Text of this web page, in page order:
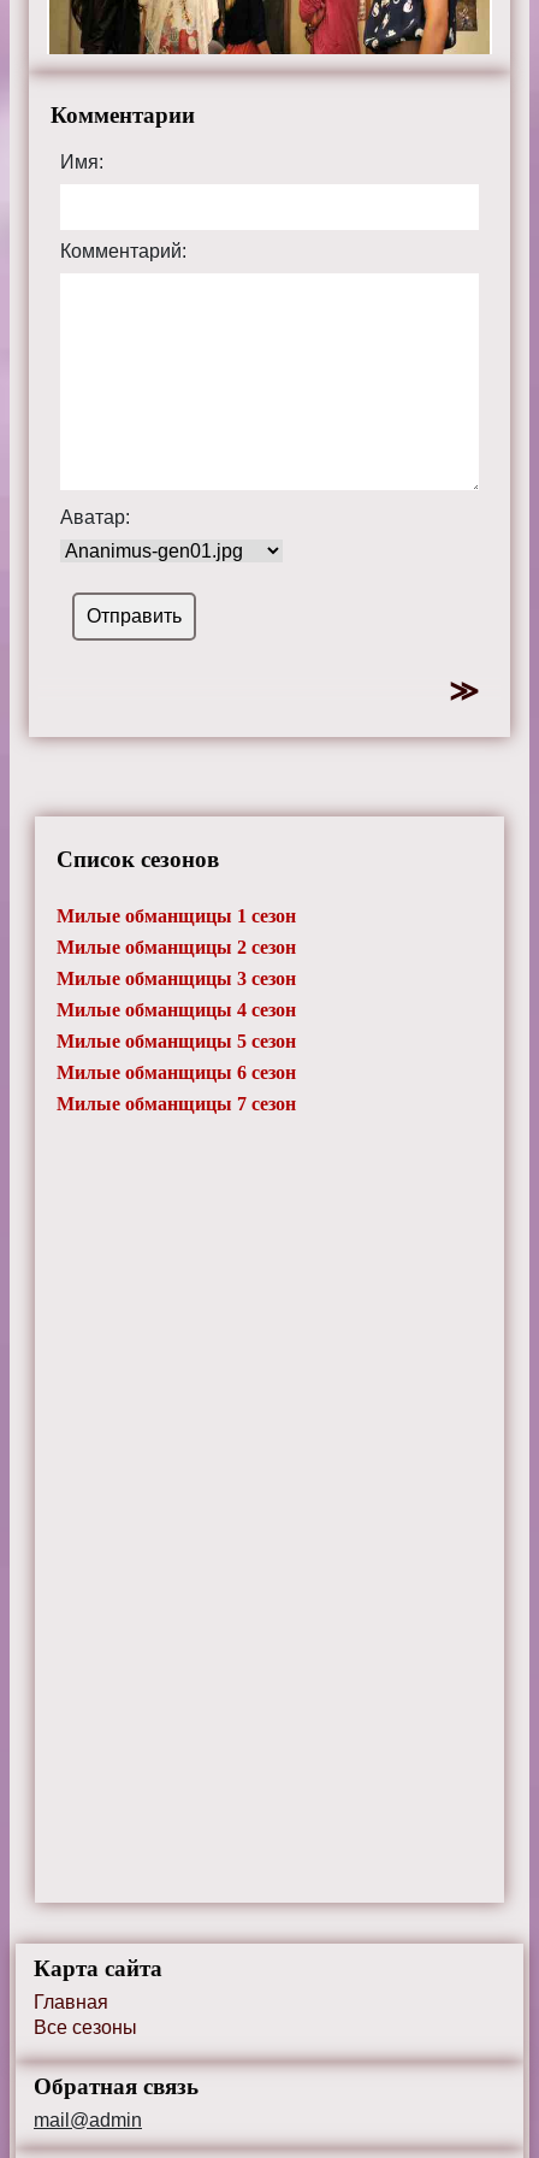
телефоне, планшете, пк или телевизоре на сайте
prettytv.ru.
Комментарии
Имя:
Комментарий:
Аватар:
Список сезонов
Милые обманщицы 1 сезон
Милые обманщицы 2 сезон
Милые обманщицы 3 сезон
Милые обманщицы 4 сезон
Милые обманщицы 5 сезон
Милые обманщицы 6 сезон
Милые обманщицы 7 сезон
Карта сайта
Главная
Все сезоны
Обратная связь
mail@admin